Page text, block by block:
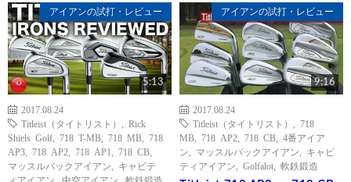
アイアンの試打・レビュー
5:13
2017.08.24
Titleist（タイトリスト）
Rick
Shiels Golf
718 T-MB 718 MB
718
AP3
718 AP2 718 AP1 718 CB
マッスルバックアイアン
キャビテ
ィアイアン
中空アイアン 軟鉄鍛造
アイアンの試打・レビュー
9:16
2017.08.24
Titleist（タイトリスト）
718
MB
718 AP2 718 CB
4番アイア
ン
マッスルバックアイアン
キャビ
ティアイアン
Golfalot 軟鉄鍛造